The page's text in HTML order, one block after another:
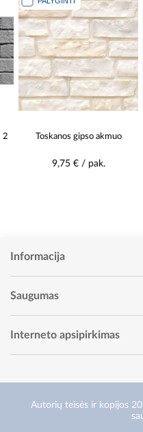
Toskanos gipso akmuo
9,75 € / pak.
Informacija
Saugumas
Interneto apsipirkimas
Autorių teisės ir kopijos